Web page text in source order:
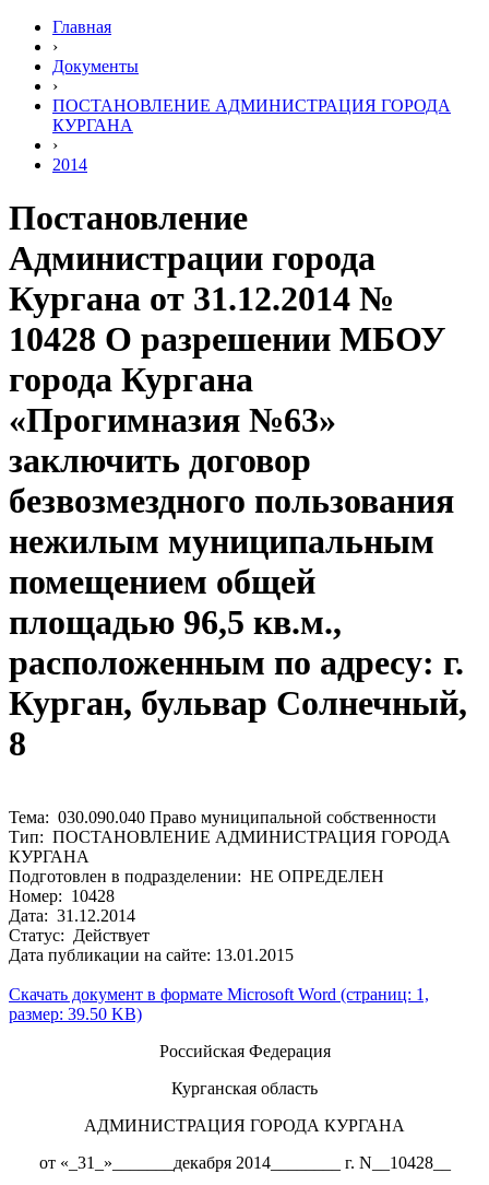
Главная
›
Документы
›
ПОСТАНОВЛЕНИЕ АДМИНИСТРАЦИЯ ГОРОДА
КУРГАНА
›
2014
Постановление
Администрации города
Кургана от 31.12.2014 №
10428 О разрешении МБОУ
города Кургана
«Прогимназия №63»
заключить договор
безвозмездного пользования
нежилым муниципальным
помещением общей
площадью 96,5 кв.м.,
расположенным по адресу: г.
Курган, бульвар Солнечный,
8
Тема: 030.090.040 Право муниципальной собственности
Тип: ПОСТАНОВЛЕНИЕ АДМИНИСТРАЦИЯ ГОРОДА
КУРГАНА
Подготовлен в подразделении: НЕ ОПРЕДЕЛЕН
Номер: 10428
Дата: 31.12.2014
Статус: Действует
Дата публикации на сайте: 13.01.2015
Скачать документ в формате Microsoft Word (страниц: 1,
размер: 39.50 KB)
Российская Федерация
Курганская область
АДМИНИСТРАЦИЯ ГОРОДА КУРГАНА
от «_31_»_______декабря 2014________ г. N__10428__